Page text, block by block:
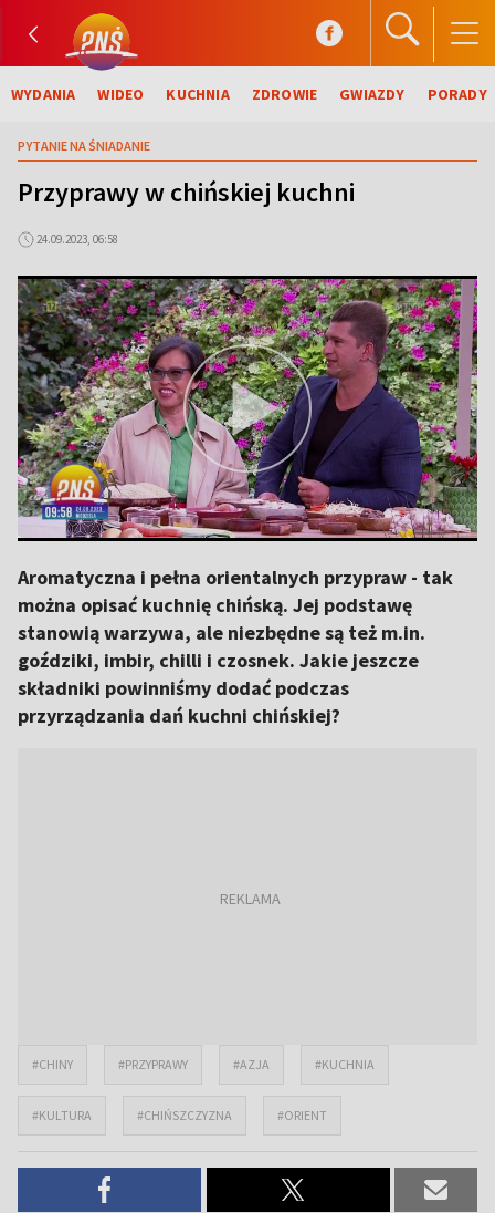
WYDANIA WIDEO KUCHNIA ZDROWIE GWIAZDY PORADY
PYTANIE NA ŚNIADANIE
Przyprawy w chińskiej kuchni
24.09.2023, 06:58
Aromatyczna i pełna orientalnych przypraw - tak
można opisać kuchnię chińską. Jej podstawę
stanowią warzywa, ale niezbędne są też m.in.
goździki, imbir, chilli i czosnek. Jakie jeszcze
składniki powinniśmy dodać podczas
przyrządzania dań kuchni chińskiej?
#CHINY #PRZYPRAWY #AZJA #KUCHNIA
#KULTURA #CHIŃSZCZYZNA #ORIENT